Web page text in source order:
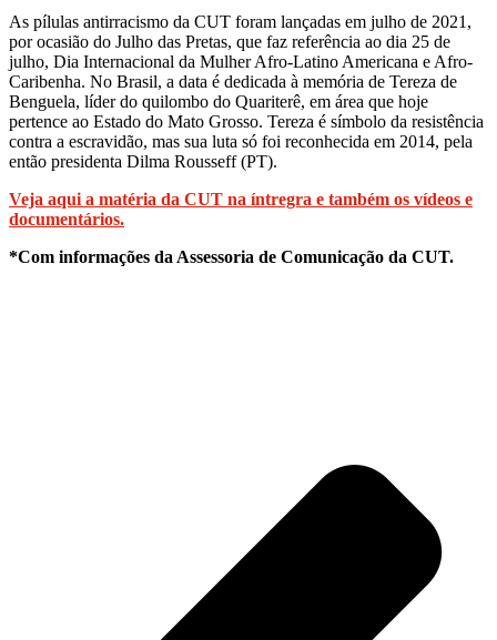
As pílulas antirracismo da CUT foram lançadas em julho de 2021,
por ocasião do Julho das Pretas, que faz referência ao dia 25 de
julho, Dia Internacional da Mulher Afro-Latino Americana e Afro-
Caribenha. No Brasil, a data é dedicada à memória de Tereza de
Benguela, líder do quilombo do Quariterê, em área que hoje
pertence ao Estado do Mato Grosso. Tereza é símbolo da resistência
contra a escravidão, mas sua luta só foi reconhecida em 2014, pela
então presidenta Dilma Rousseff (PT).
Veja aqui a matéria da CUT na íntregra e também os vídeos e
documentários.
*Com informações da Assessoria de Comunicação da CUT.